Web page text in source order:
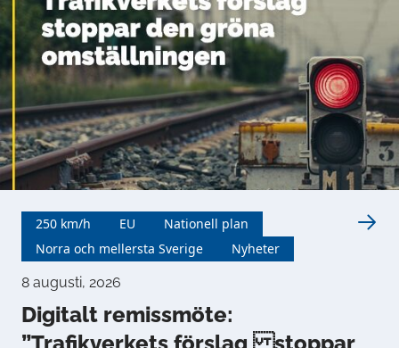
250 km/h EU
Nationell plan
Norra och mellersta Sverige
Nyheter
8 augusti, 2026
Digitalt remissmöte:
”Trafikverkets förslag stoppar